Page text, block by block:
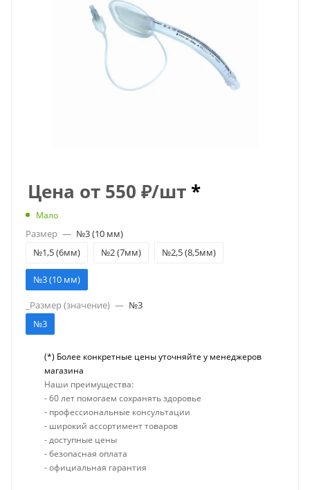
Цена от 550 ₽/шт *
Мало
Размер — №3 (10 мм)
№1,5 (6мм)
№2 (7мм) №2,5 (8,5мм)
№3 (10 мм)
_Размер (значение) — №3
№3
(*) Более конкретные цены уточняйте у менеджеров
магазина
Наши преимущества:
- 60 лет помогаем сохранять здоровье
- профессиональные консультации
- широкий ассортимент товаров
- доступные цены
- безопасная оплата
- официальная гарантия